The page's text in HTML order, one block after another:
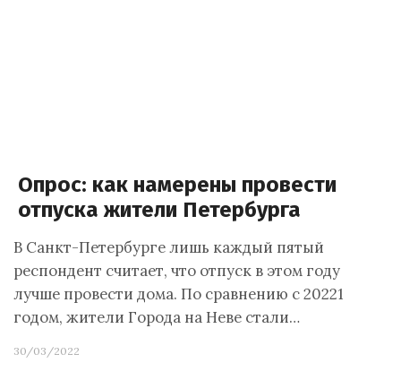
Опрос: как намерены провести
отпуска жители Петербурга
В Санкт-Петербурге лишь каждый пятый
респондент считает, что отпуск в этом году
лучше провести дома. По сравнению с 20221
годом, жители Города на Неве стали…
30/03/2022